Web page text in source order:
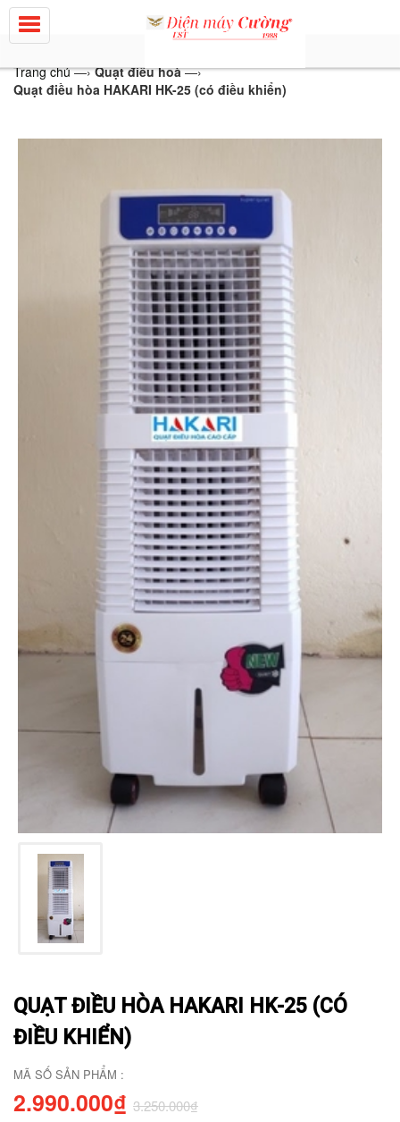
Trang chủ—› Quạt điều hoà—›
Quạt điều hòa HAKARI HK-25 (có điều khiển)
QUẠT ĐIỀU HÒA HAKARI HK-25 (CÓ
ĐIỀU KHIỂN)
MÃ SỐ SẢN PHẨM :
2.990.000₫ 3.250.000₫